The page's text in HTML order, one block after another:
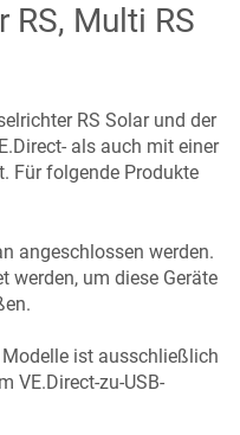
RS, Multi RS
RS Solar und der
als auch mit einer
Für folgende Produkte
angeschlossen werden.
werden, um diese Geräte
ist ausschließlich
VE.Direct-zu-USB-